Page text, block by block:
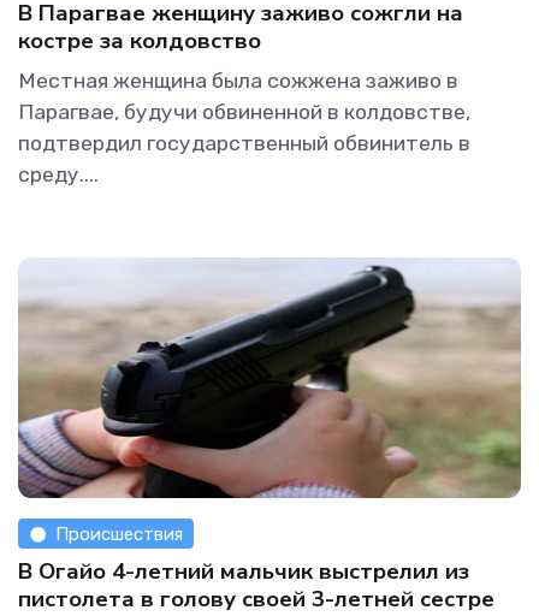
В Парагвае женщину заживо сожгли на
костре за колдовство
Местная женщина была сожжена заживо в
Парагвае, будучи обвиненной в колдовстве,
подтвердил государственный обвинитель в
среду....
Происшествия
В Огайо 4-летний мальчик выстрелил из
пистолета в голову своей 3-летней сестре